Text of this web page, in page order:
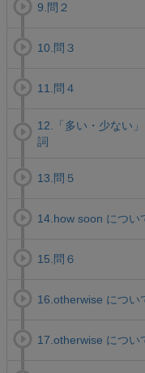
9.問２
10.問３
11.問４
12.「多い・少ない
詞
13.問５
14.how soon につい
15.問６
16.otherwise につい
17.otherwise につい